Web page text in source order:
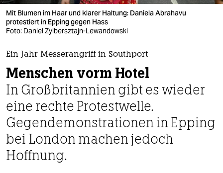
nord
verlag
verlag
veranstaltungen
shop
fragen & hilfe
unterstützen
Mit Blumen im Haar und klarer Haltung: Daniela Abrahavu
protestiert in Epping gegen Hass
Foto: Daniel Zylbersztajn-Lewandowski
Ein Jahr Messerangriff in Southport
Menschen vorm Hotel
In Großbritannien gibt es wieder
eine rechte Protestwelle.
Gegendemonstrationen in Epping
bei London machen jedoch
Hoffnung.